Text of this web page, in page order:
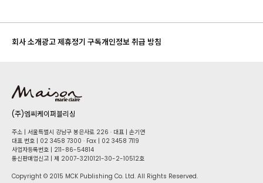
회사 소개광고 제휴정기 구독개인정보 취급 방침
(주)엠씨케이퍼블리싱
주소 | 서울특별시 강남구 봉은사로 226 · 대표 | 손기연
대표 번호 | 02 34​58 7300 · Fax | 02 34​58 7119
사업자등록번호 | 211-86-5​4814
통신판매업신고 | 제 2007-3210121-30-2-10512호
Copyright © 2015 MCK Publishing Co. Ltd. All Rights Reserved.